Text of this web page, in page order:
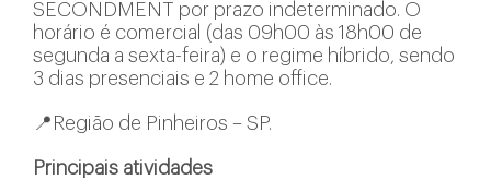
SECONDMENT por prazo indeterminado. O
horário é comercial (das 09h00 às 18h00 de
segunda a sexta-feira) e o regime híbrido, sendo
3 dias presenciais e 2 home office.
📍Região de Pinheiros – SP.
Principais atividades